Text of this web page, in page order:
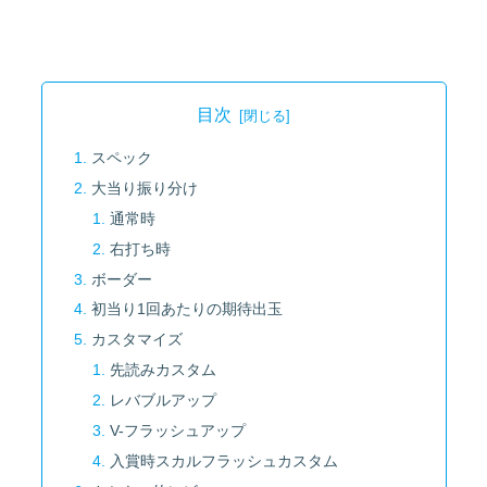
目次
スペック
大当り振り分け
通常時
右打ち時
ボーダー
初当り1回あたりの期待出玉
カスタマイズ
先読みカスタム
レバブルアップ
V-フラッシュアップ
入賞時スカルフラッシュカスタム